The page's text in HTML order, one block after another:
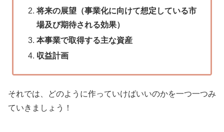
将来の展望（事業化に向けて想定している市
場及び期待される効果）
本事業で取得する主な資産
収益計画
それでは、どのように作っていけばいいのかを一つ一つみ
ていきましょう！